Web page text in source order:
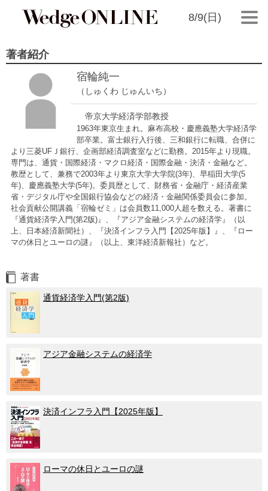
8/9(日)
著者紹介
宿輪純一
（しゅくわ じゅんいち）
帝京大学経済学部教授
1963年東京生まれ。麻布高校・慶應義塾大学経済学
部卒業。富士銀行入行後、三和銀行に転職、合併に
より三菱UFＪ銀行、企画部経済調査室などに勤務。2015年より現職。
専門は、通貨・国際経済・マクロ経済・国際金融・決済・金融など。
教歴として、兼務で2003年より東京大学大学院(3年)、早稲田大学(5
年)、慶應義塾大学(5年)。委員歴として、財務省・金融庁・経済産業
省・デジタル庁や全国銀行協会などの経済・金融関係委員会に参加。
社会貢献公開講義「宿輪ゼミ」は会員数11,000人超を数える。著書に
『通貨経済学入門(第2版)』、『アジア金融システムの経済学』（以
上、日本経済新聞社）、『決済インフラ入門【2025年版】』、『ロー
マの休日とユーロの謎』（以上、東洋経済新報社）など。
著書
通貨経済学入門(第2版)
アジア金融システムの経済学
決済インフラ入門【2025年版】
ローマの休日とユーロの謎